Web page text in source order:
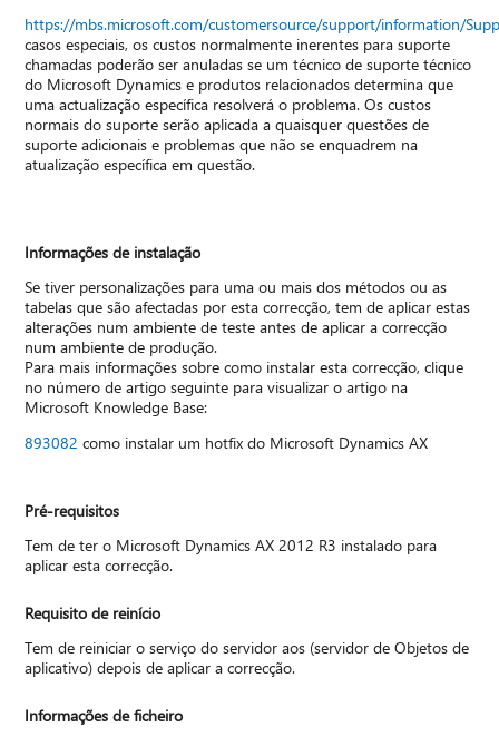
https://mbs.microsoft.com/customersource/support/information/
casos especiais, os custos normalmente inerentes para suporte
chamadas poderão ser anuladas se um técnico de suporte técnico
do Microsoft Dynamics e produtos relacionados determina que
uma actualização específica resolverá o problema. Os custos
normais do suporte serão aplicada a quaisquer questões de
suporte adicionais e problemas que não se enquadrem na
atualização específica em questão.
Informações de instalação
Se tiver personalizações para uma ou mais dos métodos ou as
tabelas que são afectadas por esta correcção, tem de aplicar estas
alterações num ambiente de teste antes de aplicar a correcção
num ambiente de produção.
Para mais informações sobre como instalar esta correcção, clique
no número de artigo seguinte para visualizar o artigo na
Microsoft Knowledge Base:
893082 como instalar um hotfix do Microsoft Dynamics AX
Pré-requisitos
Tem de ter o Microsoft Dynamics AX 2012 R3 instalado para
aplicar esta correcção.
Requisito de reinício
Tem de reiniciar o serviço do servidor aos (servidor de Objetos de
aplicativo) depois de aplicar a correcção.
Informações de ficheiro